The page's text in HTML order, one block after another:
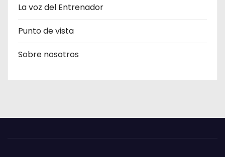
La voz del Entrenador
Punto de vista
Sobre nosotros